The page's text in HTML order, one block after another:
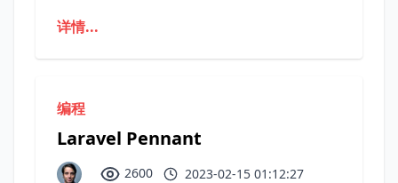
详情...
编程
Laravel Pennant
2600 2023-02-15 01:12:27